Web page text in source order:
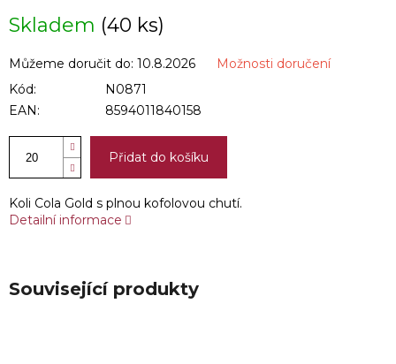
cena:
Skladem (40 ks)
Můžeme doručit do: 10.8.2026
Možnosti doručení
Kód:
N0871
EAN:
8594011840158
Přidat do košíku
Koli Cola Gold s plnou kofolovou chutí.
Detailní informace
Související produkty